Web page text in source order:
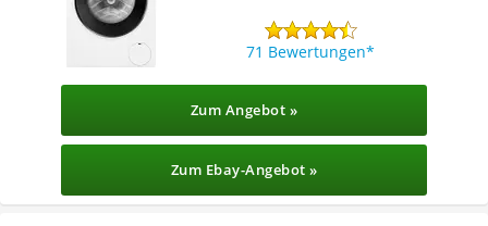
71 Bewertungen
Zum Angebot »
Zum Ebay-Angebot »